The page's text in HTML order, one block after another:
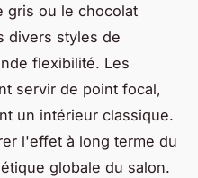
gris ou le chocolat
divers styles de
flexibilité. Les
servir de point focal,
un intérieur classique.
l'effet à long terme du
globale du salon.